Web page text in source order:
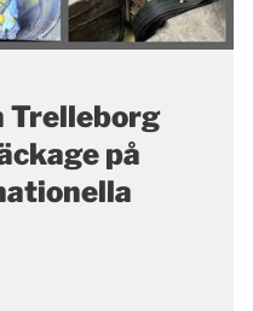
Trelleborg
på